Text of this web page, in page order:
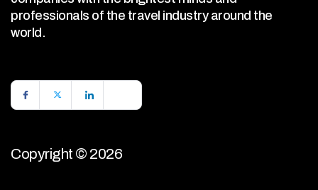
professionals of the travel industry around the
world.
Copyright © 2026